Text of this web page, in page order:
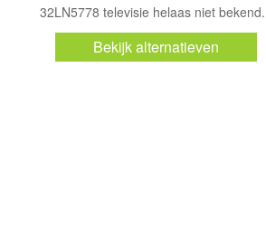
32LN5778 televisie helaas niet bekend.
Bekijk alternatieven